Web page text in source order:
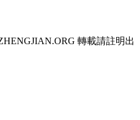
轉載請註明出